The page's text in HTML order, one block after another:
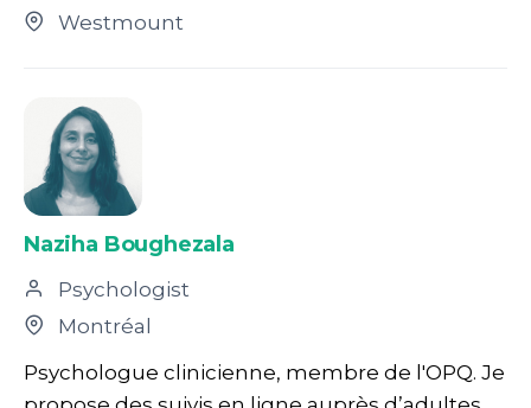
Westmount
Naziha Boughezala
Psychologist
Montréal
Psychologue clinicienne, membre de l'OPQ. Je